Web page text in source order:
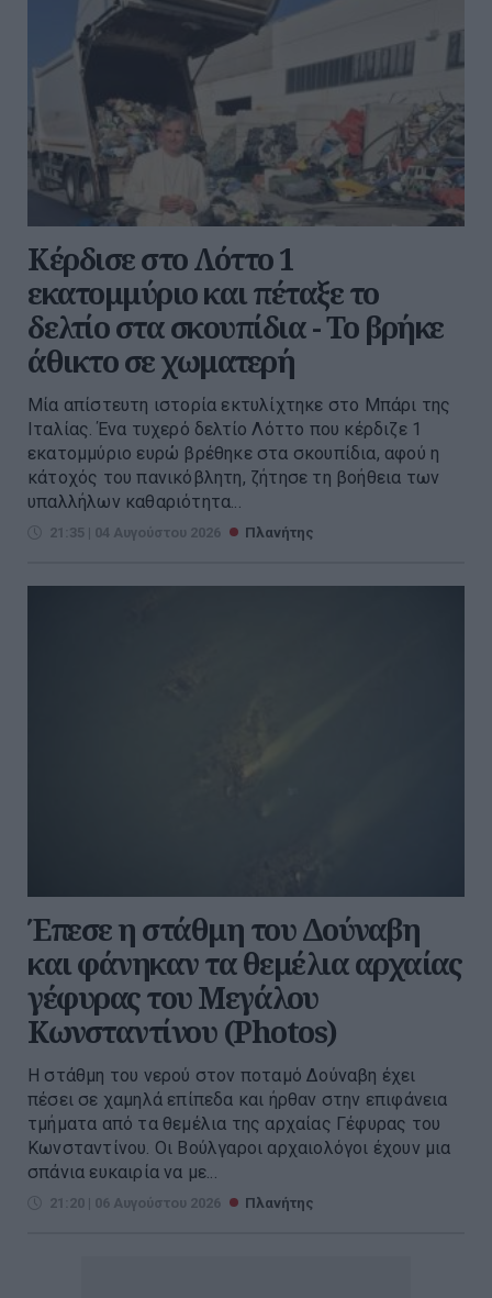
Κέρδισε στο Λόττο 1
εκατομμύριο και πέταξε το
δελτίο στα σκουπίδια - Το βρήκε
άθικτο σε χωματερή
Μία απίστευτη ιστορία εκτυλίχτηκε στο Μπάρι της
Ιταλίας. Ένα τυχερό δελτίο Λόττο που κέρδιζε 1
εκατομμύριο ευρώ βρέθηκε στα σκουπίδια, αφού η
κάτοχός του πανικόβλητη, ζήτησε τη βοήθεια των
υπαλλήλων καθαριότητα...
21:35 | 04 Αυγούστου 2026 Πλανήτης
Έπεσε η στάθμη του Δούναβη
και φάνηκαν τα θεμέλια αρχαίας
γέφυρας του Μεγάλου
Κωνσταντίνου (Photos)
Η στάθμη του νερού στον ποταμό Δούναβη έχει
πέσει σε χαμηλά επίπεδα και ήρθαν στην επιφάνεια
τμήματα από τα θεμέλια της αρχαίας Γέφυρας του
Κωνσταντίνου. Οι Βούλγαροι αρχαιολόγοι έχουν μια
σπάνια ευκαιρία να με...
21:20 | 06 Αυγούστου 2026 Πλανήτης